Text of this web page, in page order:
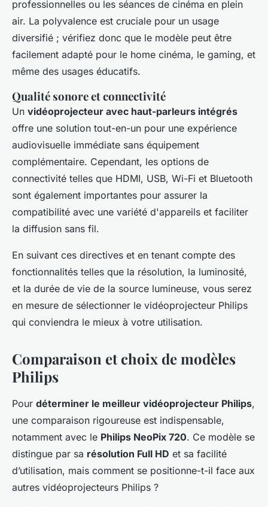
professionnelles ou les séances de cinéma en plein
air. La polyvalence est cruciale pour un usage
diversifié ; vérifiez donc que le modèle peut être
facilement adapté pour le home cinéma, le gaming, et
même des usages éducatifs.
Qualité sonore et connectivité
Un vidéoprojecteur avec haut-parleurs intégrés
offre une solution tout-en-un pour une expérience
audiovisuelle immédiate sans équipement
complémentaire. Cependant, les options de
connectivité telles que HDMI, USB, Wi-Fi et Bluetooth
sont également importantes pour assurer la
compatibilité avec une variété d'appareils et faciliter
la diffusion sans fil.
En suivant ces directives et en tenant compte des
fonctionnalités telles que la résolution, la luminosité,
et la durée de vie de la source lumineuse, vous serez
en mesure de sélectionner le vidéoprojecteur Philips
qui conviendra le mieux à votre utilisation.
Comparaison et choix de modèles
Philips
Pour déterminer le meilleur vidéoprojecteur Philips,
une comparaison rigoureuse est indispensable,
notamment avec le Philips NeoPix 720. Ce modèle se
distingue par sa résolution Full HD et sa facilité
d’utilisation, mais comment se positionne-t-il face aux
autres vidéoprojecteurs Philips ?